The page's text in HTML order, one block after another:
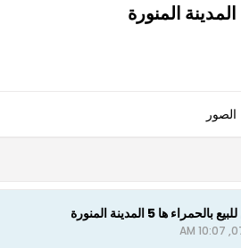
الصور
ها 5 المدينة المنورة